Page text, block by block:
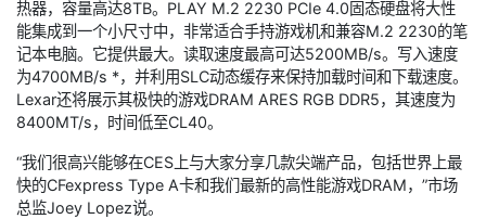
热器，容量高达8TB。PLAY M.2 2230 PCIe 4.0固态硬盘将大性
能集成到一个小尺寸中，非常适合手持游戏机和兼容M.2 2230的笔
记本电脑。它提供最大。读取速度最高可达5200MB/s。写入速度
为4700MB/s *，并利用SLC动态缓存来保持加载时间和下载速度。
Lexar还将展示其极快的游戏DRAM ARES RGB DDR5，其速度为
8400MT/s，时间低至CL40。
“我们很高兴能够在CES上与大家分享几款尖端产品，包括世界上最
快的CFexpress Type A卡和我们最新的高性能游戏DRAM，”市场
总监Joey Lopez说。